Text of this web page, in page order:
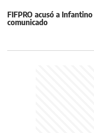
FIFPRO acusó a
comunicado